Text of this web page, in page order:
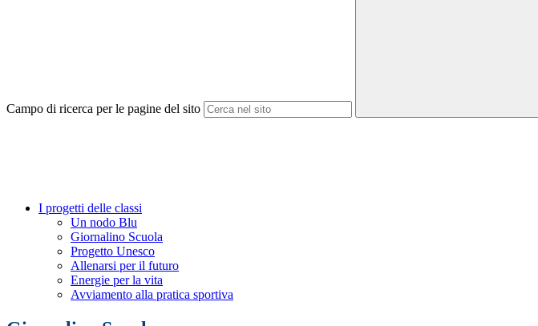
Campo di ricerca per le pagine del sito
I progetti delle classi
Un nodo Blu
Giornalino Scuola
Progetto Unesco
Allenarsi per il futuro
Energie per la vita
Avviamento alla pratica sportiva